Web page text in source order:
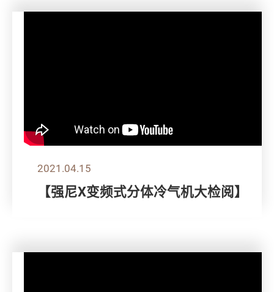
2021.04.15
【强尼X变频式分体冷气机大检阅】